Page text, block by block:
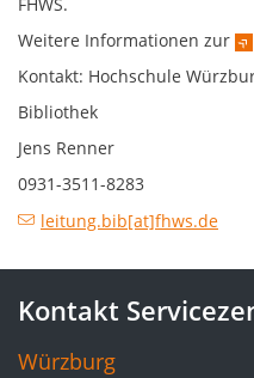
Weitere Informationen zur
Kontakt: Hochschule
Bibliothek
Jens Renner
0931-3511-8283
leitung.bib[at]fhws.de
Kontakt
Würzburg